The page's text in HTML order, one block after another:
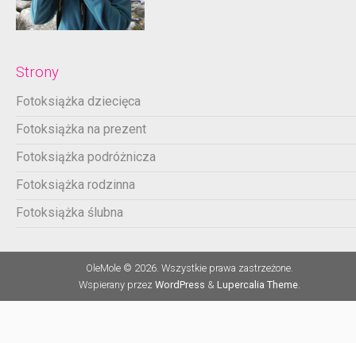
Strony
Fotoksiążka dziecięca
Fotoksiążka na prezent
Fotoksiążka podróżnicza
Fotoksiążka rodzinna
Fotoksiążka ślubna
OleMole © 2026. Wszystkie prawa zastrzeżone.
Wspierany przez WordPress & Lupercalia Theme.